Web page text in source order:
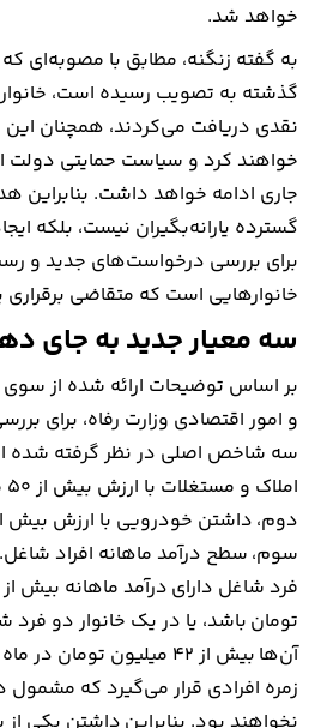
خواهد شد.
به گفته زنگنه، مطابق با مصوبه‌ای
گذشته به تصویب رسیده است،
نقدی دریافت می‌کردند، همچنان این
خواهند کرد و سیاست حمایتی دولت
جاری ادامه خواهد داشت. بنابراین
گسترده یارانه‌بگیران نیست، بلکه
برای بررسی درخواست‌های جدید و
خانوارهایی است که متقاضی برقراری
سه معیار جدید به جای
بر اساس توضیحات ارائه شده از
و امور اقتصادی وزارت رفاه، برای
سه شاخص اصلی در نظر گرفته شده
سوم، سطح درآمد ماهانه افراد
تومان باشد، یا در یک خانوار دو
آن‌ها بیش از ۴۲ میلیون
زمره افرادی قرار می‌گیرد که مشمول